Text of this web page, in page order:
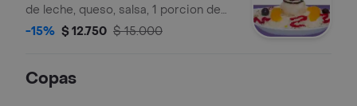
de leche, queso, salsa, 1 porcion de
helado y galleta crocante.
-15% $ 12.750 $ 15.000
Copas